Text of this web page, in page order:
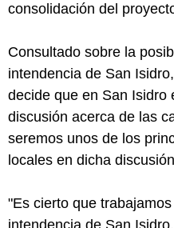
consolidación del
Consultado sobre la
intendencia de San
decide que en San Isidro
discusión acerca de las
seremos unos de los
locales en dicha
"Es cierto que
intendencia de San